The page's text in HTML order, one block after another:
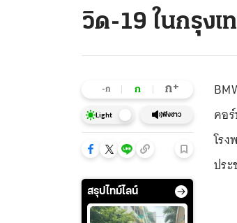
วิด-19 ในกรุงเ
-ก ก ก+
Light ฟังข่าว
สรุปไทม์ไลน์
คอ
โร
ปร